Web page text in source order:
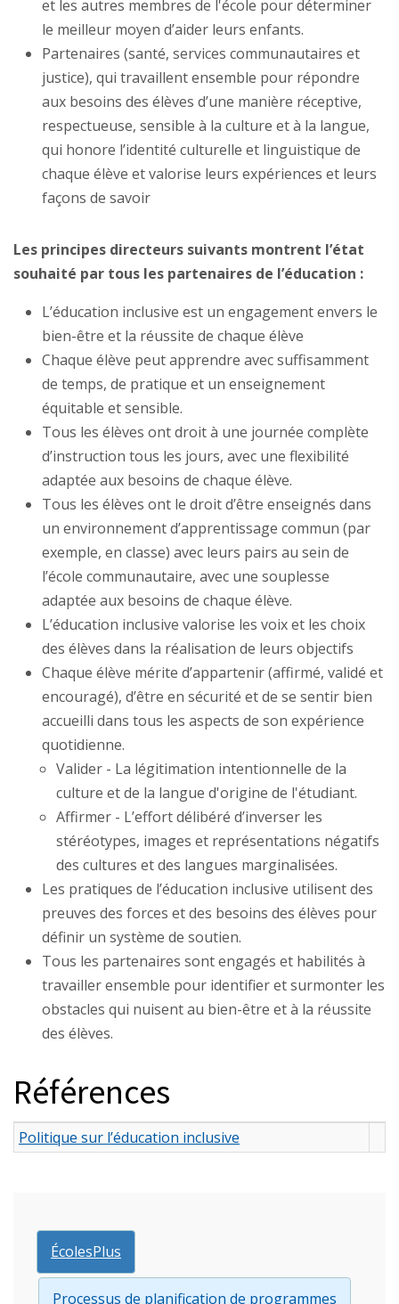
et les autres membres de l'école pour déterminer
le meilleur moyen d’aider leurs enfants.
Partenaires (santé, services communautaires et
justice), qui travaillent ensemble pour répondre
aux besoins des élèves d’une manière réceptive,
respectueuse, sensible à la culture et à la langue,
qui honore l’identité culturelle et linguistique de
chaque élève et valorise leurs expériences et leurs
façons de savoir
Les principes directeurs suivants montrent l’état
souhaité par tous les partenaires de l’éducation :
L’éducation inclusive est un engagement envers le
bien-être et la réussite de chaque élève
Chaque élève peut apprendre avec suffisamment
de temps, de pratique et un enseignement
équitable et sensible.
Tous les élèves ont droit à une journée complète
d’instruction tous les jours, avec une flexibilité
adaptée aux besoins de chaque élève.
Tous les élèves ont le droit d’être enseignés dans
un environnement d’apprentissage commun (par
exemple, en classe) avec leurs pairs au sein de
l’école communautaire, avec une souplesse
adaptée aux besoins de chaque élève.
L’éducation inclusive valorise les voix et les choix
des élèves dans la réalisation de leurs objectifs
Chaque élève mérite d’appartenir (affirmé, validé et
encouragé), d’être en sécurité et de se sentir bien
accueilli dans tous les aspects de son expérience
quotidienne.
Valider - La légitimation intentionnelle de la
culture et de la langue d'origine de l'étudiant.
Affirmer - L’effort délibéré d’inverser les
stéréotypes, images et représentations négatifs
des cultures et des langues marginalisées.
Les pratiques de l’éducation inclusive utilisent des
preuves des forces et des besoins des élèves pour
définir un système de soutien.
Tous les partenaires sont engagés et habilités à
travailler ensemble pour identifier et surmonter les
obstacles qui nuisent au bien-être et à la réussite
des élèves.
Références
Politique sur l’éducation inclusive
ÉcolesPlus
Processus de planification de programmes